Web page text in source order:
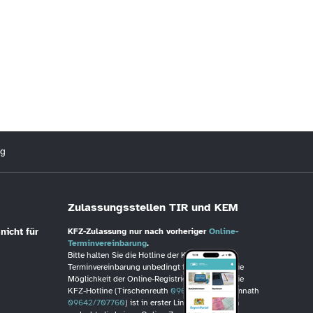
für
Zulassungsstellen TIR und KEM
KFZ-Zulassung nur nach vorheriger Online-
Terminvereinbarung.
Bitte halten Sie die Hotline der KFZ-
Terminvereinbarung unbedingt frei, wenn Sie die
Möglichkeit der Online-Registrierung haben. Die
KFZ-Hotline (Tirschenreuth 09631/88246 , Kemnath
09642/707760) ist in erster Linie für Personen